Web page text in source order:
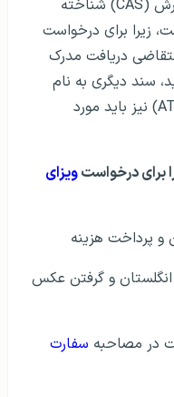
ارسال می‌کند که به‌ عنوان تائید پذیرش (CAS) شناخته
زیرا برای درخواست
دریافت مدرک
سند دیگری به نام
طرح تصویب فناوری دانشگاهی (ATAS) نیز باید مورد
ویزای
و پرداخت هزینه
انگلستان و گرفتن عکس
در مصاحبه سفارت